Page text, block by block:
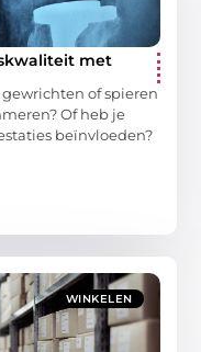
met
of spieren
Of heb je
beïnvloeden?
WINKELEN